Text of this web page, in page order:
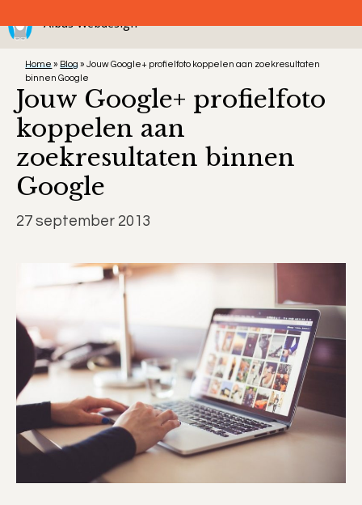
naar
inhoud
Home»Blog»Jouw Google+ profielfoto koppelen aan zoekresultaten
binnen Google
Jouw Google+ profielfoto
koppelen aan
zoekresultaten binnen
Google
27 september 2013